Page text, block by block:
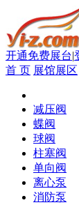
开通免费展台|
首 页 展馆展区
减压阀
蝶阀
球阀
柱塞阀
单向阀
离心泵
消防泵